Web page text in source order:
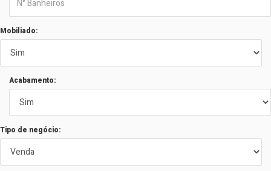
Mobiliado:
Acabamento:
Tipo de negócio: